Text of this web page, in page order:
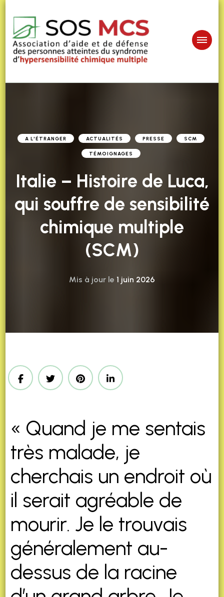
A L'ÉTRANGER ACTUALITÉS PRESSE SCM
TÉMOIGNAGES
Italie – Histoire de Luca,
qui souffre de sensibilité
chimique multiple
(SCM)
Mis à jour le 1 juin 2026
« Quand je me sentais
très malade, je
cherchais un endroit où
il serait agréable de
mourir. Je le trouvais
généralement au-
dessus de la racine